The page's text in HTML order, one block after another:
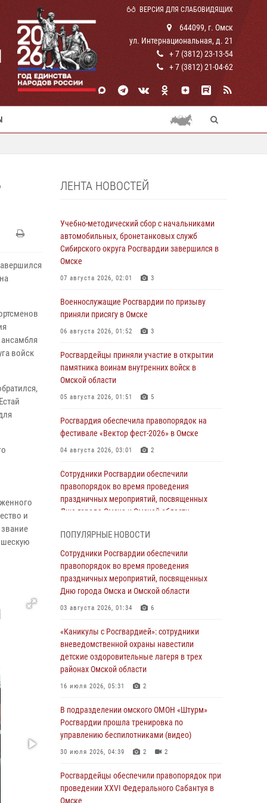
ВЕРСИЯ ДЛЯ СЛАБОВИДЯЩИХ
644099, г. Омск
ул. Интернациональная, д. 21
+ 7 (3812) 23-13-54
+ 7 (3812) 21-04-62
войск
и
ЛЕНТА НОВОСТЕЙ
Учебно-методический сбор с начальниками
автомобильных, бронетанковых служб
Сибирского округа Росгвардии завершился в
Омске
07 августа 2026, 02:01 3
Военнослужащие Росгвардии по призыву
приняли присягу в Омске
06 августа 2026, 01:52 3
Росгвардейцы приняли участие в открытии
памятника воинам внутренних войск в
Омской области
05 августа 2026, 01:51 5
Росгвардия обеспечила правопорядок на
фестивале «Вектор фест-2026» в Омске
04 августа 2026, 03:01 2
Сотрудники Росгвардии обеспечили
правопорядок во время проведения
праздничных мероприятий, посвященных
Дню города Омска и Омской области
Всероссийская акция «Каникулы с
Росгвардией» продолжается в Омской
области
31 июля 2026, 09:22 1
Росгвардии прошла тренировка по
управлению беспилотниками (видео)
30 июля 2026, 04:39 2 2
Росгвардия обеспечила безопасность
Победы» в Омске
29 июля 2026, 01:49 2
Росгвардейцы приняли участие в крестном
28 июля 2026, 01:44 6
ПОПУЛЯРНЫЕ НОВОСТИ
Сотрудники Росгвардии обеспечили
правопорядок во время проведения
праздничных мероприятий, посвященных
Дню города Омска и Омской области
03 августа 2026, 01:34 6
«Каникулы с Росгвардией»: сотрудники
вневедомственной охраны навестили
детские оздоровительные лагеря в трех
районах Омской области
16 июля 2026, 05:31 2
В подразделении омского ОМОН «Штурм»
Росгвардии прошла тренировка по
управлению беспилотниками (видео)
30 июля 2026, 04:39 2 2
Росгвардейцы обеcпечили правопорядок при
проведении XXVI Федерального Сабантуя в
Омске